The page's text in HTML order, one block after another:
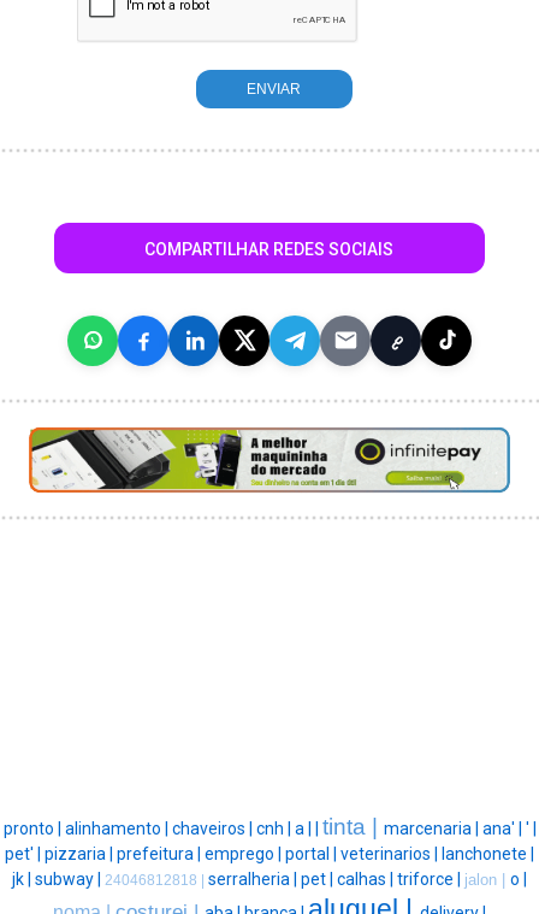
COMPARTILHAR REDES SOCIAIS
pronto | alinhamento | chaveiros | cnh | a | tinta | marcenaria | ana' | ' |
pet' | pizzaria | prefeitura | emprego | portal | veterinarios |
lanchonete |
jk | subway | 24046812818 | serralheria | pet | calhas | triforce | jalon | o |